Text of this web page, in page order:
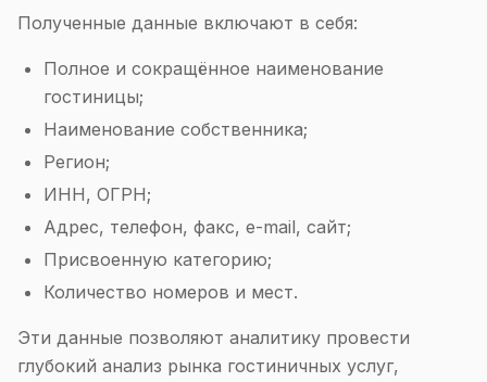
Полученные данные включают в себя:
Полное и сокращённое наименование
гостиницы;
Наименование собственника;
Регион;
ИНН, ОГРН;
Адрес, телефон, факс, e-mail, сайт;
Присвоенную категорию;
Количество номеров и мест.
Эти данные позволяют аналитику провести
глубокий анализ рынка гостиничных услуг,